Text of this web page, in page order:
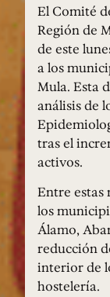
El Comité
Región de
de este
a los
Mula. Esta
análisis de
tras el
activos.
Entre estas
los
Álamo,
reducción
interior de
hostelería.